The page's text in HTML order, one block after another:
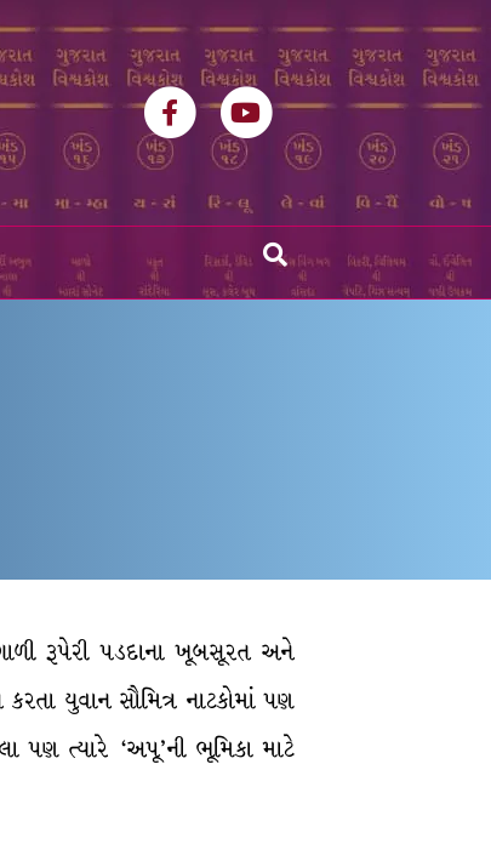
FacebookYoutube
રૂપેરી પડદાના ખૂબસૂરત અને
યુવાન સૌમિત્ર નાટકોમાં પણ
પણ ત્યારે ‘અપૂ’ની ભૂમિકા માટે